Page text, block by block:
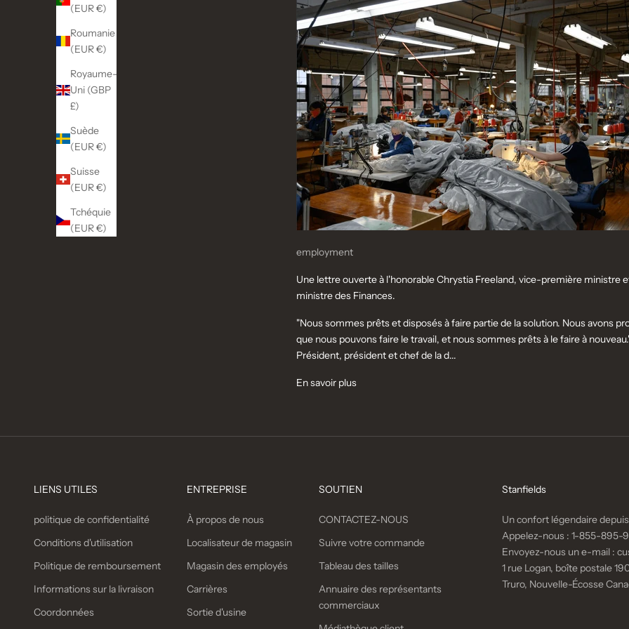
(EUR €)
Roumanie
(EUR €)
Royaume-
Uni (GBP
£)
Suède
(EUR €)
Suisse
(EUR €)
Tchéquie
(EUR €)
employment
Une lettre ouverte à l'honorable Chrystia Freeland, vice-première ministre
ministre des Finances.
"Nous sommes prêts et disposés à faire partie de la solution. Nous avons
que nous pouvons faire le travail, et nous sommes prêts à le faire à
Président, président et chef de la d...
En savoir plus
LIENS UTILES
politique de confidentialité
Conditions d'utilisation
Politique de remboursement
Informations sur la livraison
Coordonnées
ENTREPRISE
À propos de nous
Localisateur de magasin
Magasin des employés
Carrières
Sortie d'usine
SOUTIEN
CONTACTEZ-NOUS
Suivre votre commande
Tableau des tailles
Annuaire des représentants
commerciaux
Stanfields
Un confort légendaire
Appelez-nous : 1-855-895-
Envoyez-nous un e-mail :
1 rue Logan, boîte postale
Truro, Nouvelle-Écosse